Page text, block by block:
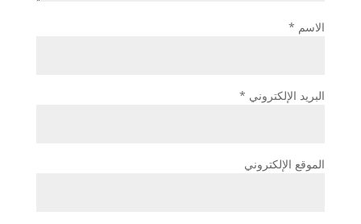
الاسم *
البريد الإلكتروني *
الموقع الإلكتروني